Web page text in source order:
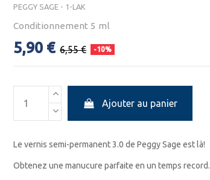
PEGGY SAGE - 1-LAK
Conditionnement 5 ml
5,90 € 6,55 € -10%
Ajouter au panier
Le vernis semi-permanent 3.0 de Peggy Sage est là!
Obtenez une manucure parfaite en un temps record.